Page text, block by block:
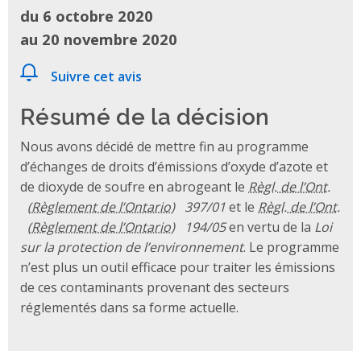
du 6 octobre 2020
au 20 novembre 2020
Suivre cet avis
Résumé de la décision
Nous avons décidé de mettre fin au programme
d’échanges de droits d’émissions d’oxyde d’azote et
de dioxyde de soufre en abrogeant le Règl. de l’Ont.
397/01et le Règl. de l’Ont.
194/05en vertu de la Loi
sur la protection de l’environnement. Le programme
n’est plus un outil efficace pour traiter les émissions
de ces contaminants provenant des secteurs
réglementés dans sa forme actuelle.